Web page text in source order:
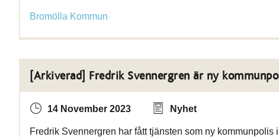
Bromölla Kommun
[Arkiverad] Fredrik Svennergren är ny
14 November 2023 Nyhet
Fredrik Svennergren har fått tjänsten som ny